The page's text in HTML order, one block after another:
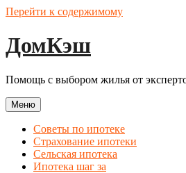
Перейти к содержимому
ДомКэш
Помощь с выбором жилья от
Меню
Советы по ипотеке
Страхование ипотеки
Сельская ипотека
Ипотека шаг за